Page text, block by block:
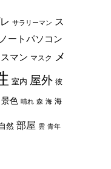
サラリーマン ス
ノートパソコン
マン マスク メ
室内 屋外 彼
景色 晴れ 森 海 海
然 部屋 雲 青年